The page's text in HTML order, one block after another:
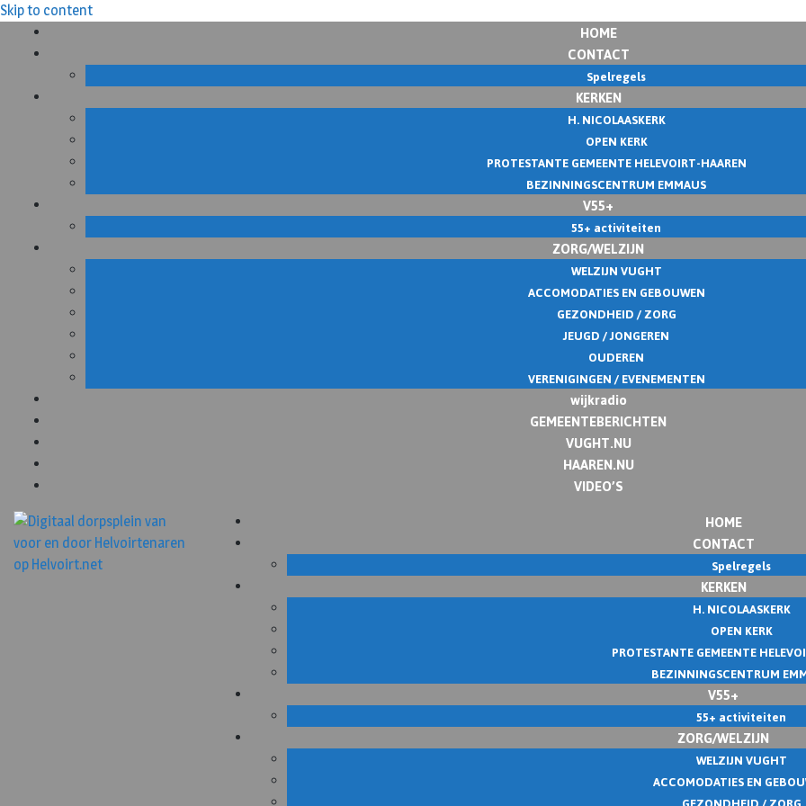
Skip to content
HOME
CONTACT
Spelregels
KERKEN
H. NICOLAASKERK
OPEN KERK
PROTESTANTE GEMEENTE HELEVOIRT-HAAREN
BEZINNINGSCENTRUM EMMAUS
V55+
55+ activiteiten
ZORG/WELZIJN
WELZIJN VUGHT
ACCOMODATIES EN GEBOUWEN
GEZONDHEID / ZORG
JEUGD / JONGEREN
OUDEREN
VERENIGINGEN / EVENEMENTEN
wijkradio
GEMEENTEBERICHTEN
VUGHT.NU
HAAREN.NU
VIDEO’S
HOME
CONTACT
Spelregels
KERKEN
H. NICOLAASKERK
OPEN KERK
PROTESTANTE GEMEENTE
BEZINNINGSCENTRUM
V55+
55+ activiteiten
ZORG/WELZIJN
WELZIJN VUGHT
ACCOMODATIES EN